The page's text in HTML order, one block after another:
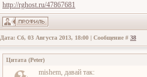
http://rghost.ru/47867681
Дата: Сб, 03 Августа 2013, 18:00 | Сообщение # 38
Цитата (Peter)
mishem, давай так: